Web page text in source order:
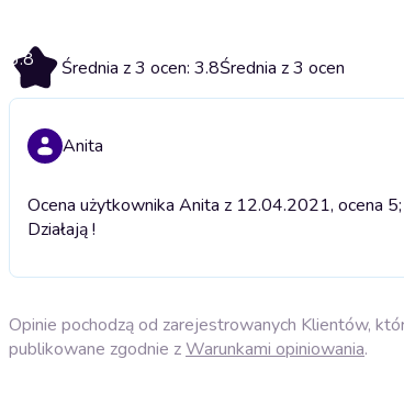
3.8 Średnia z 3 ocen: 3.8Średnia z 3 ocen
Anita
Ocena użytkownika Anita z 12.04.2021, ocena
Działają !
Opinie pochodzą od zarejestrowanych Klientów,
publikowane zgodnie zWarunkami opiniowania.